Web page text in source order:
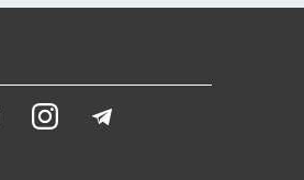
YoutubeInstagram